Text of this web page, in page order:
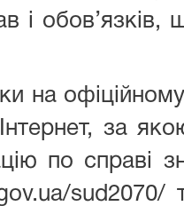
і обов’язків,
на
за
по справі